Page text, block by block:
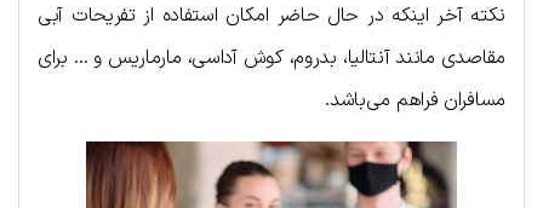
نکته آخر اینکه در حال حاضر امکان استفاده از تفریحات آبی
مقاصدی مانند آنتالیا، بدروم، کوش آداسی، مارماریس و … برای
مسافران فراهم می‌باشد.